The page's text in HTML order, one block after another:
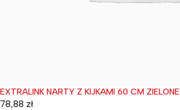
Wyprzedane
EXTRALINK NARTY Z KIJKAMI 60 CM ZIELONE
78,88 zł